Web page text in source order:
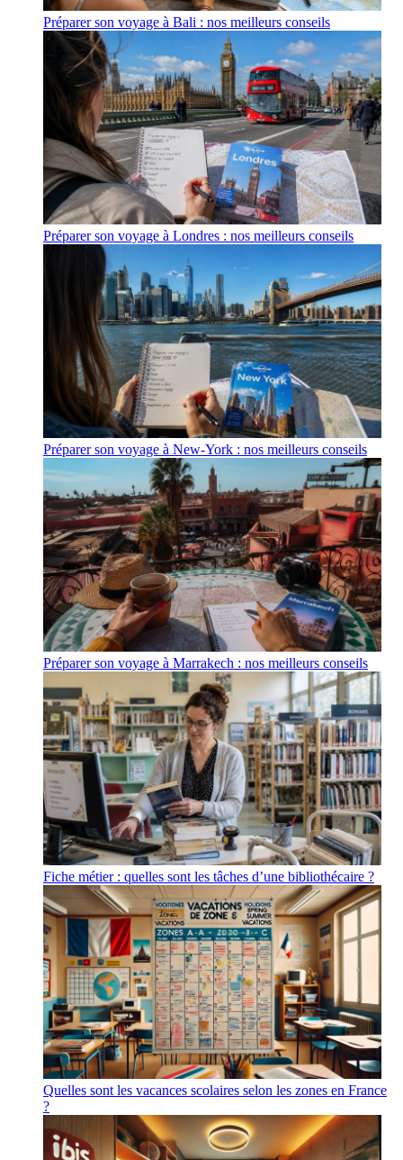
Préparer son voyage à Bali : nos meilleurs conseils
Préparer son voyage à Londres : nos meilleurs conseils
Préparer son voyage à New-York : nos meilleurs conseils
Préparer son voyage à Marrakech : nos meilleurs conseils
Fiche métier : quelles sont les tâches d’une bibliothécaire ?
Quelles sont les vacances scolaires selon les zones en France
?